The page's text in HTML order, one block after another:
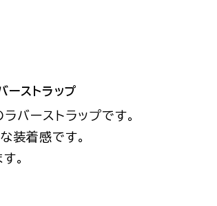
ーストラップ
バーストラップです。
装着感です。
。